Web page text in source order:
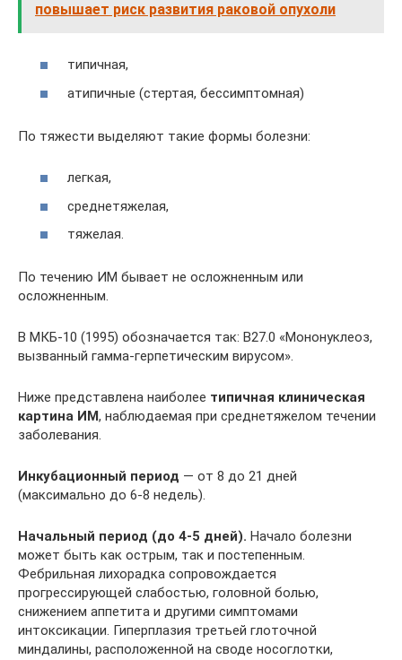
повышает риск развития раковой опухоли
типичная,
атипичные (стертая, бессимптомная)
По тяжести выделяют такие формы болезни:
легкая,
среднетяжелая,
тяжелая.
По течению ИМ бывает не осложненным или
осложненным.
В МКБ-10 (1995) обозначается так: В27.0 «Мононуклеоз,
вызванный гамма-герпетическим вирусом».
Ниже представлена наиболее типичная клиническая
картина ИМ, наблюдаемая при среднетяжелом течении
заболевания.
Инкубационный период — от 8 до 21 дней
(максимально до 6-8 недель).
Начальный период (до 4-5 дней). Начало болезни
может быть как острым, так и постепенным.
Фебрильная лихорадка сопровождается
прогрессирующей слабостью, головной болью,
снижением аппетита и другими симптомами
интоксикации. Гиперплазия третьей глоточной
миндалины, расположенной на своде носоглотки,